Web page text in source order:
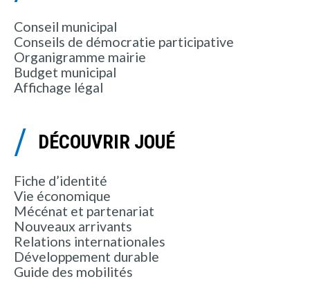
Conseil municipal
Conseils de démocratie participative
Organigramme mairie
Budget municipal
Affichage légal
DÉCOUVRIR JOUÉ
Fiche d’identité
Vie économique
Mécénat et partenariat
Nouveaux arrivants
Relations internationales
Développement durable
Guide des mobilités